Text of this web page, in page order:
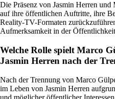
Die Präsenz von Jasmin Herren
auf ihre öffentlichen Auftritte, ihre
Reality-TV-Formaten
Aufmerksamkeit in der
Welche Rolle spielt Marco
Jasmin Herren nach der
Nach der Trennung von Marco
im Leben von Jasmin Herren
und möglicher öffentlicher